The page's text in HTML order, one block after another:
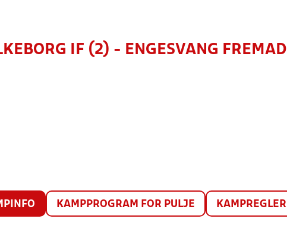
IF (2) - ENGESVANG FREMAD
KAMPPROGRAM FOR PULJE KAMPREGLER